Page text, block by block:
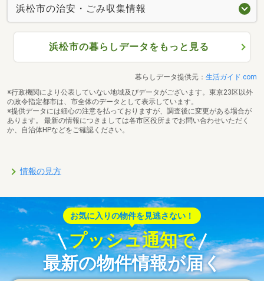
浜松市の治安・ごみ収集情報
浜松市の暮らしデータをもっと見る
暮らしデータ提供元： 生活ガイド.com
※行政機関により公表していない地域及びデータがございます。東京23区以外
の政令指定都市は、市全体のデータとして表示しています。
※提供データには細心の注意を払っておりますが、調査後に変更がある場合が
あります。 最新の情報につきましては各市区役所までお問い合わせいただく
か、自治体HPなどをご確認ください。
情報の見方
お気に入りの物件を見逃さない！
プッシュ通知で
最新の物件情報が届く